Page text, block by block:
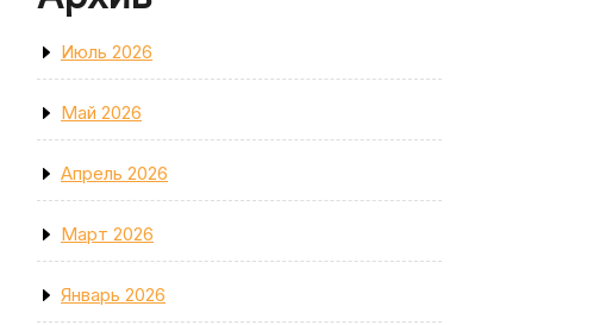
Июль 2026
Май 2026
Апрель 2026
Март 2026
Январь 2026